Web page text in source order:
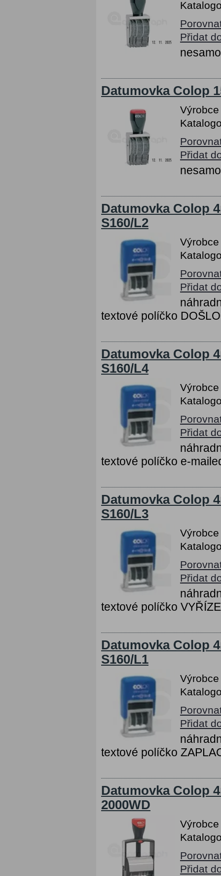
Přidat
Datumovka Colop
Přidat
Datumovka Colop
S160/L2
Přidat
textové políčko
Datumovka Colop
S160/L4
Přidat
textové políčko e-
Datumovka Colop
S160/L3
Přidat
textové políčko
Datumovka Colop
S160/L1
Přidat
textové políčko
Datumovka Colop
2000WD
Přidat